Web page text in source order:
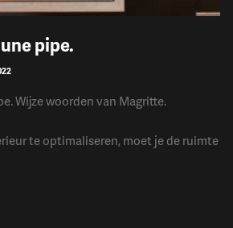
pipe.
Wijze woorden van Magritte.
te optimaliseren, moet je de ruimte